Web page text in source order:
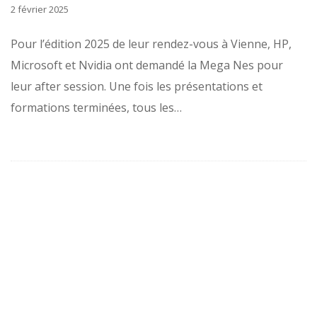
2 février 2025
Pour l’édition 2025 de leur rendez-vous à Vienne, HP,
Microsoft et Nvidia ont demandé la Mega Nes pour
leur after session. Une fois les présentations et
formations terminées, tous les…